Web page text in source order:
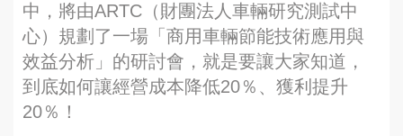
中，將由ARTC（財團法人車輛研究測試中
心）規劃了一場「商用車輛節能技術應用與
效益分析」的研討會，就是要讓大家知道，
到底如何讓經營成本降低20％、獲利提升
20％！